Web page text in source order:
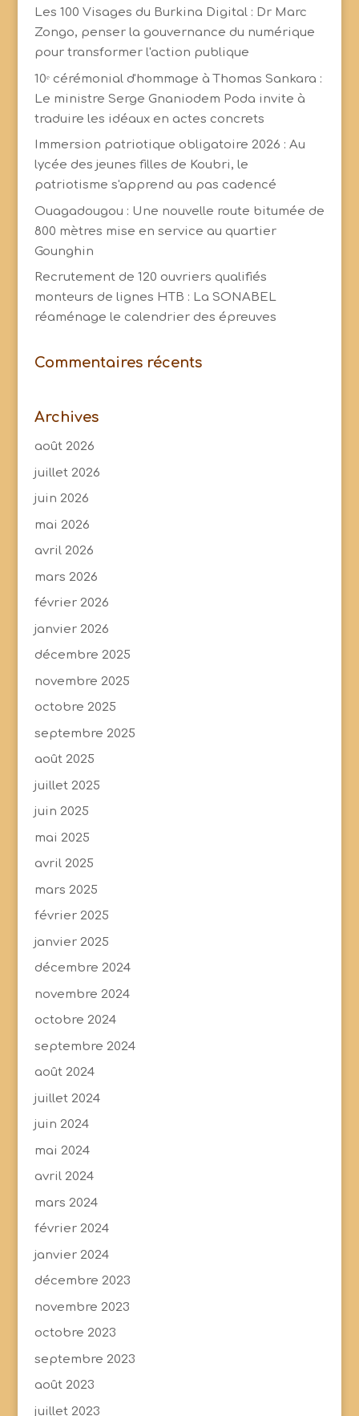
Les 100 Visages du Burkina Digital : Dr Marc
Zongo, penser la gouvernance du numérique
pour transformer l'action publique
10ᵉ cérémonial d'hommage à Thomas Sankara :
Le ministre Serge Gnaniodem Poda invite à
traduire les idéaux en actes concrets
Immersion patriotique obligatoire 2026 : Au
lycée des jeunes filles de Koubri, le
patriotisme s'apprend au pas cadencé
Ouagadougou : Une nouvelle route bitumée de
800 mètres mise en service au quartier
Gounghin
Recrutement de 120 ouvriers qualifiés
monteurs de lignes HTB : La SONABEL
réaménage le calendrier des épreuves
Commentaires récents
Archives
août 2026
juillet 2026
juin 2026
mai 2026
avril 2026
mars 2026
février 2026
janvier 2026
décembre 2025
novembre 2025
octobre 2025
septembre 2025
août 2025
juillet 2025
juin 2025
mai 2025
avril 2025
mars 2025
février 2025
janvier 2025
décembre 2024
novembre 2024
octobre 2024
septembre 2024
août 2024
juillet 2024
juin 2024
mai 2024
avril 2024
mars 2024
février 2024
janvier 2024
décembre 2023
novembre 2023
octobre 2023
septembre 2023
août 2023
juillet 2023